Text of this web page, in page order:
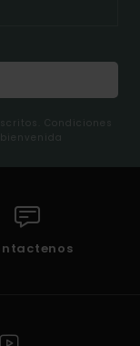
Condiciones